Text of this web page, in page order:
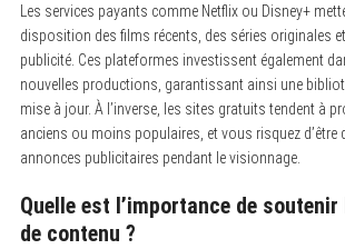
Les services payants comme Netflix ou Disney+
disposition des films récents, des séries originales
publicité. Ces plateformes investissent également
nouvelles productions, garantissant ainsi une
mise à jour. À l’inverse, les sites gratuits tendent à
anciens ou moins populaires, et vous risquez d’être
annonces publicitaires pendant le visionnage.
Quelle est l’importance de
de contenu ?